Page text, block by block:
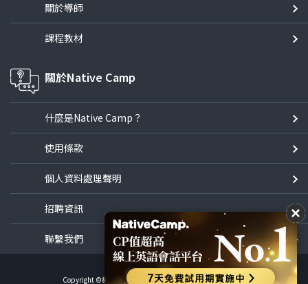
關於導師
課程教材
關於Native Camp
什麼是Native Camp？
使用條款
個人資料處理聲明
招聘資訊
聯繫我們
Copyright ©線上英語會話NativeCamp All Rights Reserved.